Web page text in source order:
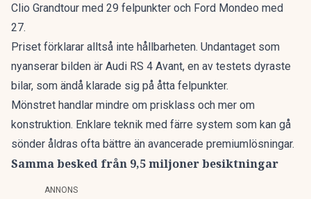
Clio Grandtour med 29 felpunkter och Ford Mondeo med
27.
Priset förklarar alltså inte hållbarheten. Undantaget som
nyanserar bilden är Audi RS 4 Avant, en av testets dyraste
bilar, som ändå klarade sig på åtta felpunkter.
Mönstret handlar mindre om prisklass och mer om
konstruktion. Enklare teknik med färre system som kan gå
sönder åldras ofta bättre än avancerade premiumlösningar.
Samma besked från 9,5 miljoner besiktningar
ANNONS